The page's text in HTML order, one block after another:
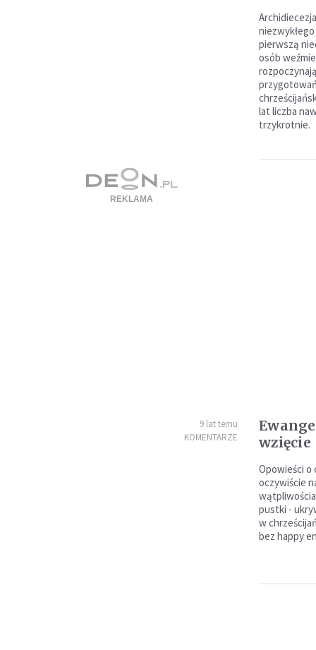
pierwszą
osób
lat liczba
trzykrotnie.
9 lat temu
KOMENTARZE
wzięcie
Opowieści o
oczywiście
pustki -
w
bez happy